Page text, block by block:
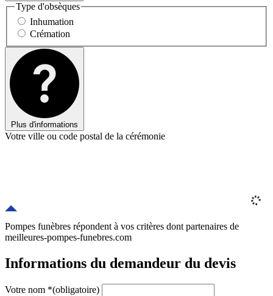
Type d'obsèques
Inhumation
Crémation
Plus d'informations
Votre ville ou code postal de la cérémonie
Pompes funèbres répondent à vos critères dont partenaires de
meilleures-pompes-funebres.com
Informations du demandeur du devis
Votre nom *(obligatoire)